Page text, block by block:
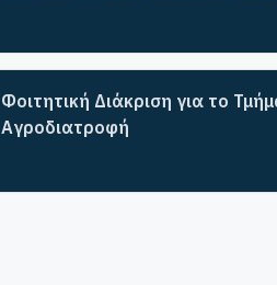
Φοιτητική Διάκριση για το
Αγροδιατροφή